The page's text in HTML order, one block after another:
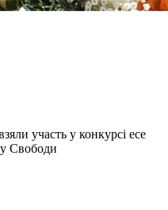
участь у конкурсі есе
Свободи